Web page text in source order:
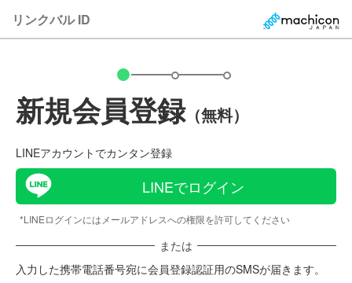
リンクバル ID
新規会員登録（無料）
LINEアカウントでカンタン登録
LINEでログイン
*LINEログインにはメールアドレスへの権限を許可してください
または
入力した携帯電話番号宛に会員登録認証用のSMSが届きます。